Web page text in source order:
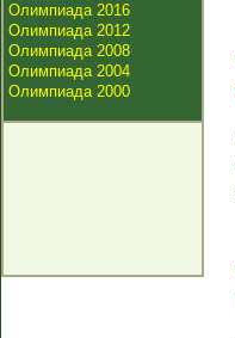
Олимпиада 2016
Олимпиада 2012
Олимпиада 2008
Олимпиада 2004
Олимпиада 2000